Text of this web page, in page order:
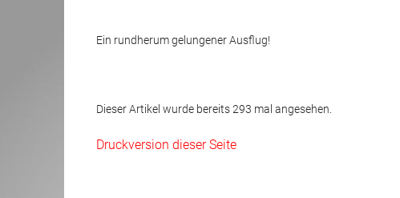
Ein rundherum gelungener Ausflug!
Dieser Artikel wurde bereits 293 mal angesehen.
Druckversion dieser Seite